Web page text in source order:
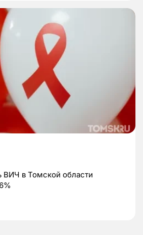
ВИЧ в Томской области